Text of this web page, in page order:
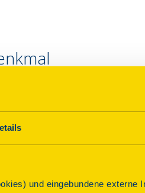
und eingebundene externe
15. Jhs. mit Erweiterungen
Mittelschiff. Darin befindet
Dreyer geschaffen wurde.